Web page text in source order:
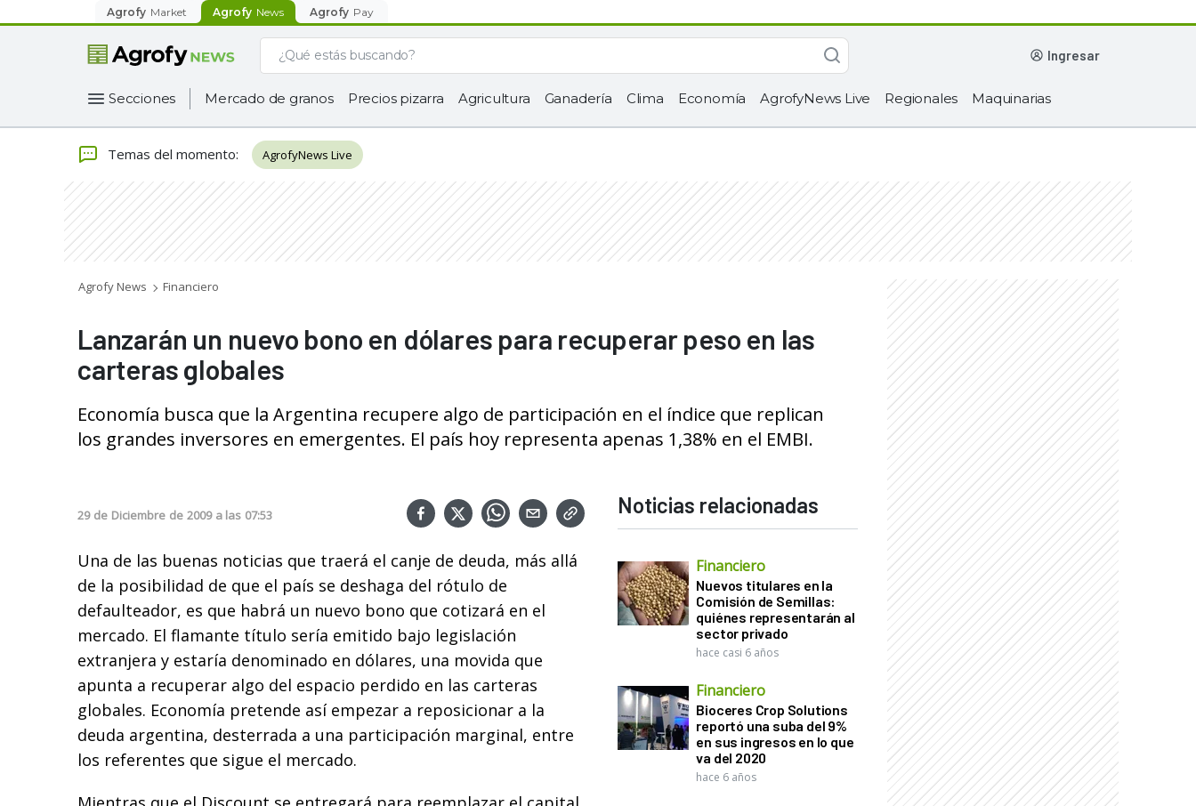
Agrofy Market Agrofy News Agrofy Pay
ingresar
Secciones Mercado de granos Precios pizarra Agricultura Ganadería Clima Economía AgrofyNews Live Regionales Maquinarias
Temas del momento: AgrofyNews Live
Agrofy News Financiero
Lanzarán un nuevo bono en dólares para recuperar peso en las
carteras globales
Economía busca que la Argentina recupere algo de participación en el índice que replican
los grandes inversores en emergentes. El país hoy representa apenas 1,38% en el EMBI.
29 de Diciembre de 2009 a las 07:53
Una de las buenas noticias que traerá el canje de deuda, más allá
de la posibilidad de que el país se deshaga del rótulo de
defaulteador, es que habrá un nuevo bono que cotizará en el
mercado. El flamante título sería emitido bajo legislación
extranjera y estaría denominado en dólares, una movida que
apunta a recuperar algo del espacio perdido en las carteras
globales. Economía pretende así empezar a reposicionar a la
deuda argentina, desterrada a una participación marginal, entre
los referentes que sigue el mercado.
Noticias relacionadas
Financiero
Nuevos titulares en la
Comisión de Semillas:
quiénes representarán al
sector privado
hace casi 6 años
Financiero
Bioceres Crop Solutions
reportó una suba del 9%
en sus ingresos en lo que
va del 2020
hace 6 años